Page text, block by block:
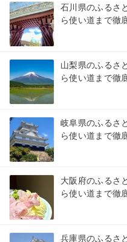
石川県のふるさ
ら使い道まで徹
山梨県のふるさ
ら使い道まで徹
岐阜県のふるさ
ら使い道まで徹
大阪府のふるさ
ら使い道まで徹
兵庫県のふるさ